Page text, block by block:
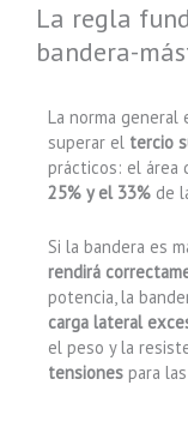
La regla
bandera-
La norma
superar el tercio
prácticos: el área
25% y el 33% de
Si la bandera es
rendirá
potencia, la
carga lateral
el peso y la
tensiones para